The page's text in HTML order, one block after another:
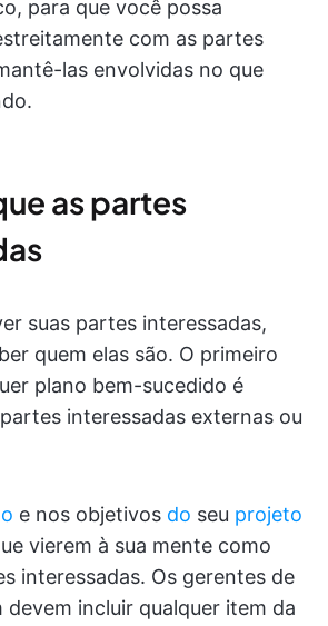
para que você possa
com as partes
las envolvidas no que
as partes
suas partes interessadas,
quem elas são. O primeiro
plano bem-sucedido é
interessadas externas ou
e nos objetivos do seu projeto
vierem à sua mente como
interessadas. Os gerentes de
incluir qualquer item da